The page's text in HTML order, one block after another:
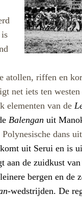
atollen, riffen en
net iets ten
elementen van de
Balengan uit
dans
uit Serui en is
aan de zuidkust
bergen en de
-wedstrijden. De